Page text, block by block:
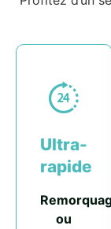
Ultra-
rapide
ou